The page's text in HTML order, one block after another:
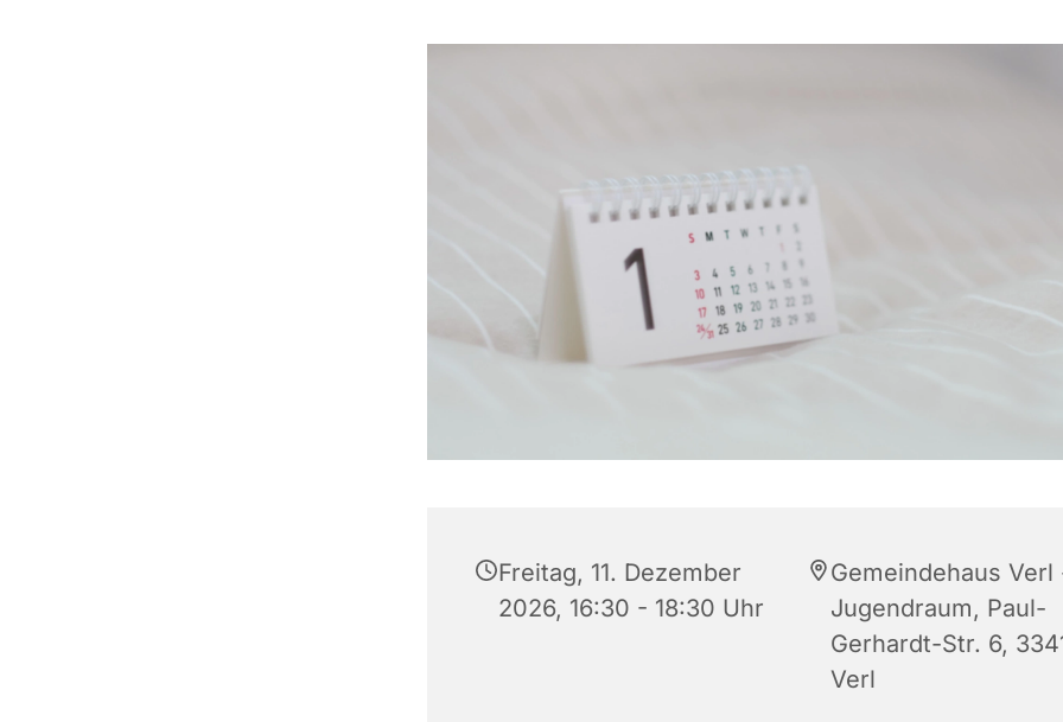
Freitag, 11. Dezember
2026, 16:30 - 18:30 Uhr
Gemeindehaus Verl
Jugendraum, Paul-
Gerhardt-Str. 6,
Verl